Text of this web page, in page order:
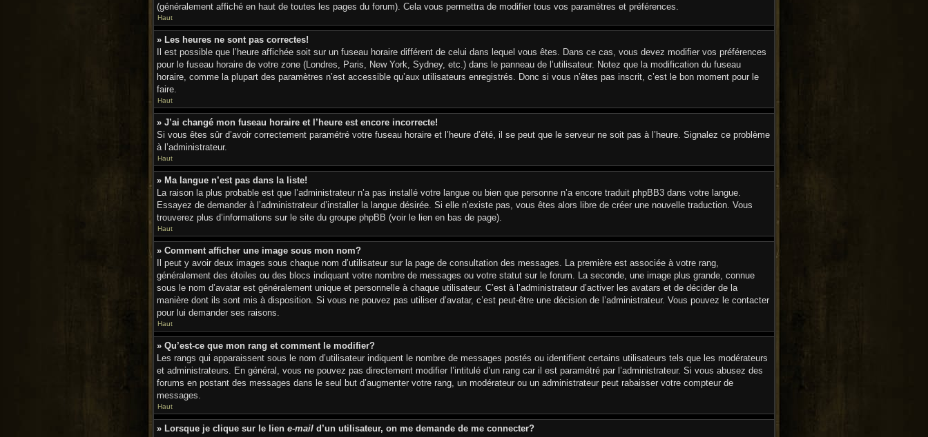
(généralement affiché en haut de toutes les pages du forum). Cela vous permettra de modifier tous vos paramètres et préférences.
Haut
» Les heures ne sont pas correctes!
Il est possible que l’heure affichée soit sur un fuseau horaire différent de celui dans lequel vous êtes. Dans ce cas, vous devez modifier vos préférences
pour le fuseau horaire de votre zone (Londres, Paris, New York, Sydney, etc.) dans le panneau de l’utilisateur. Notez que la modification du fuseau
horaire, comme la plupart des paramètres n’est accessible qu’aux utilisateurs enregistrés. Donc si vous n’êtes pas inscrit, c’est le bon moment pour le
faire.
Haut
» J’ai changé mon fuseau horaire et l’heure est encore incorrecte!
Si vous êtes sûr d’avoir correctement paramétré votre fuseau horaire et l’heure d’été, il se peut que le serveur ne soit pas à l’heure. Signalez ce problème
à l’administrateur.
Haut
» Ma langue n’est pas dans la liste!
La raison la plus probable est que l’administrateur n’a pas installé votre langue ou bien que personne n’a encore traduit phpBB3 dans votre langue.
Essayez de demander à l’administrateur d’installer la langue désirée. Si elle n’existe pas, vous êtes alors libre de créer une nouvelle traduction. Vous
trouverez plus d’informations sur le site du groupe phpBB (voir le lien en bas de page).
Haut
» Comment afficher une image sous mon nom?
Il peut y avoir deux images sous chaque nom d’utilisateur sur la page de consultation des messages. La première est associée à votre rang,
généralement des étoiles ou des blocs indiquant votre nombre de messages ou votre statut sur le forum. La seconde, une image plus grande, connue
sous le nom d’avatar est généralement unique et personnelle à chaque utilisateur. C’est à l’administrateur d’activer les avatars et de décider de la
manière dont ils sont mis à disposition. Si vous ne pouvez pas utiliser d’avatar, c’est peut-être une décision de l’administrateur. Vous pouvez le contacter
pour lui demander ses raisons.
Haut
» Qu’est-ce que mon rang et comment le modifier?
Les rangs qui apparaissent sous le nom d’utilisateur indiquent le nombre de messages postés ou identifient certains utilisateurs tels que les modérateurs
et administrateurs. En général, vous ne pouvez pas directement modifier l’intitulé d’un rang car il est paramétré par l’administrateur. Si vous abusez des
forums en postant des messages dans le seul but d’augmenter votre rang, un modérateur ou un administrateur peut rabaisser votre compteur de
messages.
Haut
» Lorsque je clique sur le lien e-mail d’un utilisateur, on me demande de me connecter?